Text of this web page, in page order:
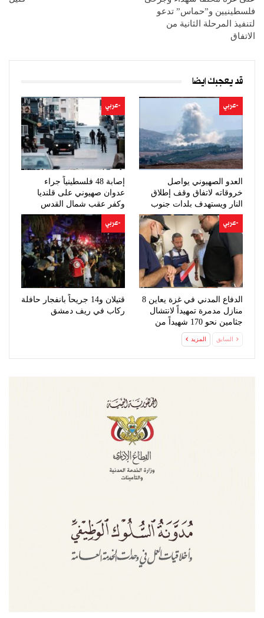
فلسطينيين و”حماس” تدعو
لتنفيذ المرحلة الثانية من
الاتفاق
قد يعجبك ايضا
-عربي
العدو الصهيوني يواصل
خروقاته لاتفاق وقف إطلاق
النار ويستهدف بلدات جنوب
لبنان
-عربي
إصابة 48 فلسطينياً جراء
عدوان صهيوني على قلنديا
وكفر عقب شمال القدس
-عربي
الدفاع المدني في غزة يعاين 8
منازل مدمرة تمهيداً لانتشال
جثامين نحو 170 شهيداً من
-عربي
قتيلان و14 جريحاً بانفجار حافلة
ركاب في ريف دمشق
السابق المزيد